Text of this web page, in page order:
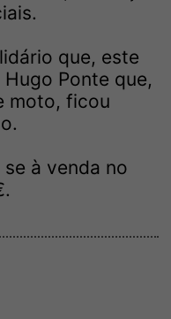
que, este
Ponte que,
moto, ficou
à venda no